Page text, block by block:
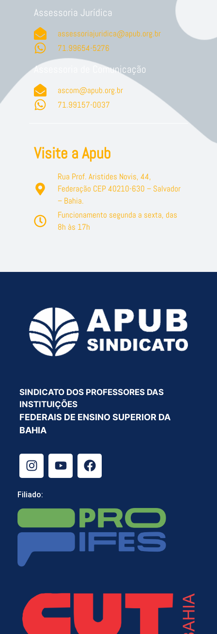
Assessoria Jurídica
assessoriajuridica@apub.org.br
71.99654-5276
Assessoria de Comunicação
ascom@apub.org.br
71.99157-0037
Visite a Apub
Rua Prof. Aristides Novis, 44,
Federação CEP 40210-630 – Salvador
– Bahia.
Funcionamento segunda a sexta, das
8h às 17h
SINDICATO DOS PROFESSORES DAS
INSTITUIÇÕES
FEDERAIS DE ENSINO SUPERIOR DA
BAHIA
Filiado: